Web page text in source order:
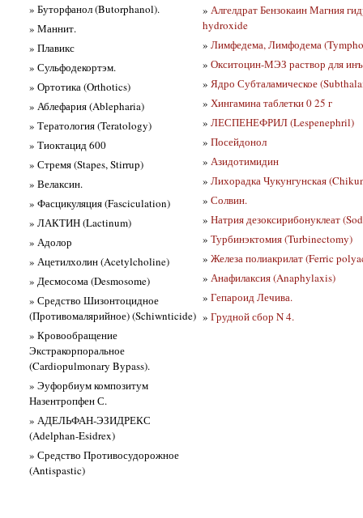
» Буторфанол (Butorphanol).
» Маннит.
» Плавикс
» Сульфодекортэм.
» Ортотика (Orthotics)
» Аблефария (Ablepharia)
» Тератология (Teratology)
» Тиоктацид 600
» Стремя (Stapes, Stirrup)
» Велаксин.
» Фасцикуляция (Fasciculation)
» ЛАКТИН (Lactinum)
» Адолор
» Ацетилхолин (Acetylcholine)
» Десмосома (Desmosome)
» Средство Шизонтоцидное
(Противомалярийное) (Schiwnticide)
» Кровообращение
Экстракорпоральное
(Cardiopulmonary Bypass).
» Эуфорбиум композитум
Назентропфен С.
» АДЕЛЬФАН-ЭЗИДРЕКС
(Adelphan-Esidrex)
» Средство Противосудорожное
(Antispastic)
» Алгелдрат Бензокаин Магния
hydroxide
» Лимфедема, Лимфодема
» Окситоцин-МЭЗ раствор для
» Ядро Субталамическое
» Хингамина таблетки 0 25 г
» ЛЕСПЕНЕФРИЛ (Lespenephril)
» Посейдонол
» Азидотимидин
» Лихорадка Чукунгунская
» Солвин.
» Натрия дезоксирибонуклеат
» Турбинэктомия (Turbinectomy)
» Железа полиакрилат (Ferric
» Анафилаксия (Anaphylaxis)
» Гепароид Лечива.
» Грудной сбор N 4.